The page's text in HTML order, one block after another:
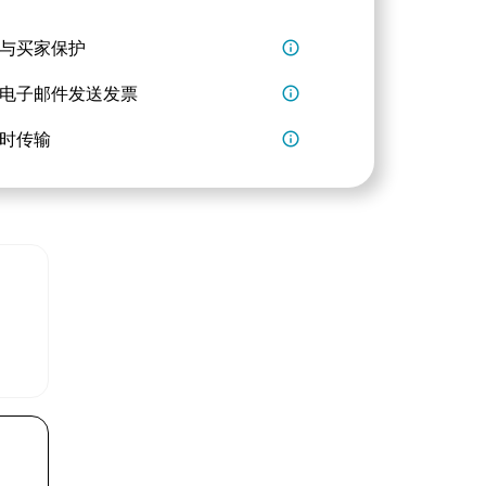
买家保护 info_outline
子邮件发送发票 info_outline
传输 info_outline